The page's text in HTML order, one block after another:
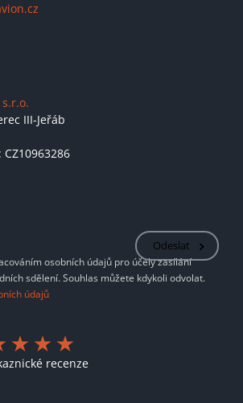
III-Jeřáb
CZ10963286
Odeslat
osobních údajů pro účely zasílání
sdělení. Souhlas můžete kdykoli odvolat.
údajů
recenze